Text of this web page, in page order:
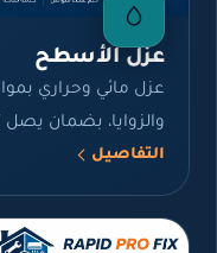
عزل الأسطح
عزل مائي وحراري بمواد
والزوايا، بضمان يصل
التفاصيل